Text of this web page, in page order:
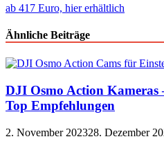
ab 417 Euro, hier erhältlich
Ähnliche Beiträge
DJI Osmo Action Kameras
Top Empfehlungen
2. November 202328. Dezember